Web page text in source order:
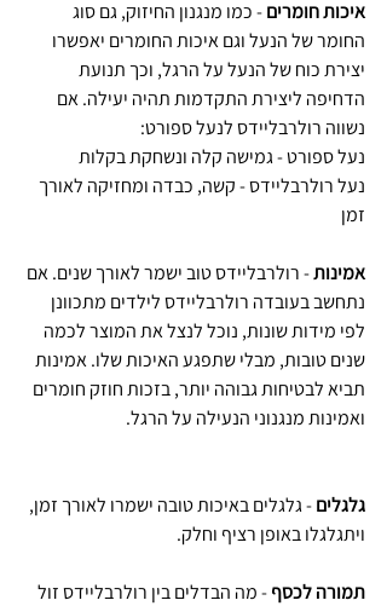
איכות חומרים - כמו מנגנון החיזוק, גם סוג
החומר של הנעל וגם איכות החומרים יאפשרו
יצירת כוח של הנעל על הרגל, וכך תנועת
הדחיפה ליצירת התקדמות תהיה יעילה. אם
נשווה רולרבליידס לנעל ספורט:
נעל ספורט - גמישה קלה ונשחקת בקלות
נעל רולרבליידס - קשה, כבדה ומחזיקה לאורך
זמן
אמינות - רולרבליידס טוב ישמר לאורך שנים. אם
נתחשב בעובדה רולרבליידס לילדים מתכוונן
לפי מידות שונות, נוכל לנצל את המוצר לכמה
שנים טובות, מבלי שתפגע האיכות שלו. אמינות
תביא לבטיחות גבוהה יותר, בזכות חוזק חומרים
ואמינות מנגנוני הנעילה על הרגל.
גלגלים - גלגלים באיכות טובה ישמרו לאורך זמן,
ויתגלגלו באופן רציף וחלק.
תמורה לכסף - מה הבדלים בין רולרבליידס זול